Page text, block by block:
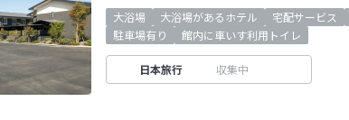
大浴場 大浴場があるホテル 宅配サービス
駐車場有り
館内に車いす利用トイレ
日本旅行 収集中